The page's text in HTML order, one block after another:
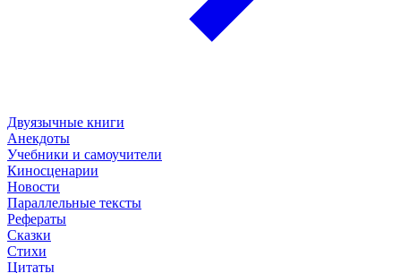
Двуязычные книги
Анекдоты
Учебники и самоучители
Киносценарии
Новости
Параллельные тексты
Рефераты
Сказки
Стихи
Цитаты